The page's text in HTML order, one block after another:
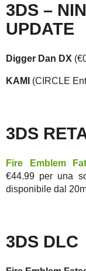
3DS –
UPDATE
Digger Dan DX
KAMI (CIRCLE
3DS
Fire Emblem
€44.99 per una
disponibile dal
3DS DLC